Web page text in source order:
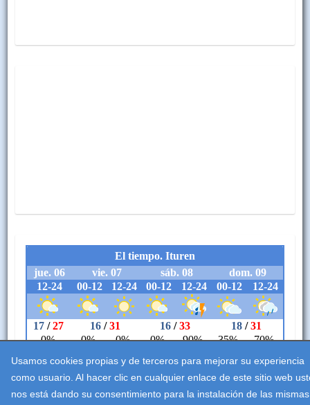
Usamos cookies propias y de terceros para mejorar su experiencia
como usuario. Al hacer clic en cualquier enlace de este sitio web
nos está dando su consentimiento para la instalación de las mismas